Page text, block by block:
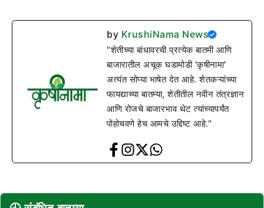
by KrushiNama News
"शेतीच्या बांधावरची प्रत्येक बातमी आणि
बाजारातील अचूक घडामोडी 'कृषीनामा'
अत्यंत सोप्या भाषेत देत आहे. शेतकऱ्यांच्या
फायद्याच्या बातम्या, शेतीतील नवीन तंत्रज्ञान
आणि रोजचे बाजारभाव थेट त्यांच्यापर्यंत
पोहोचवणे हेच आमचे उद्दिष्ट आहे."